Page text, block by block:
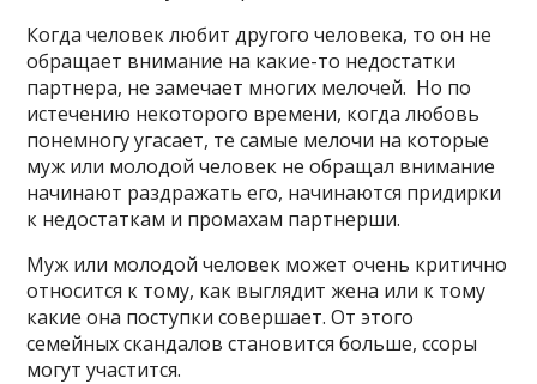
Когда человек любит другого человека, то он не
обращает внимание на какие-то недостатки
партнера, не замечает многих мелочей. Но по
истечению некоторого времени, когда любовь
понемногу угасает, те самые мелочи на которые
муж или молодой человек не обращал внимание
начинают раздражать его, начинаются придирки
к недостаткам и промахам партнерши.
Муж или молодой человек может очень критично
относится к тому, как выглядит жена или к тому
какие она поступки совершает. От этого
семейных скандалов становится больше, ссоры
могут участится.